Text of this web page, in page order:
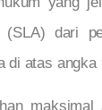
dari
atas angka
maksimal